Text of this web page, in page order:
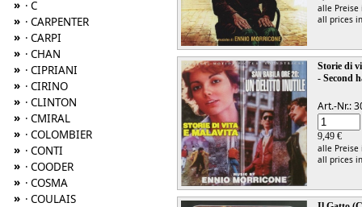
» · C
» · CARPENTER
» · CARPI
» · CHAN
» · CIPRIANI
» · CIRINO
» · CLINTON
» · CMIRAL
» · COLOMBIER
» · CONTI
» · COODER
» · COSMA
» · COULAIS
alle
all prices
Storie di
- Second
Art.-Nr.:
9,49 €
alle
all prices